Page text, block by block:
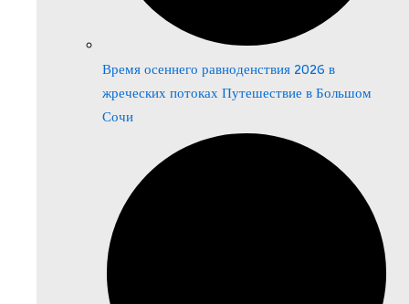
Время осеннего равноденствия 2026 в
жреческих потоках Путешествие в Большом
Сочи